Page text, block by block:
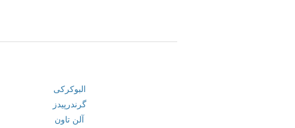
البوکرکی
گرندرپیدز
آلن تاون